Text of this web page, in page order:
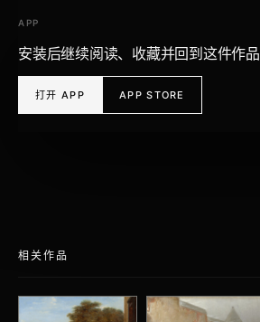
APP
安装后继续阅读、收藏并回到这件作品
打开 APP APP STORE
相关作品